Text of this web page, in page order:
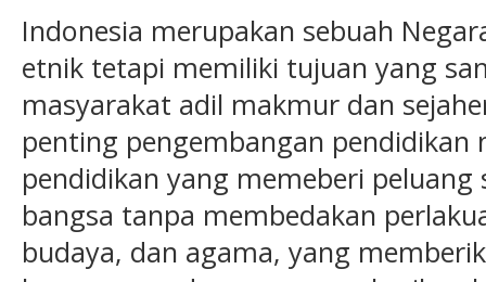
Indonesia merupakan sebuah
etnik tetapi memiliki tujuan yang
masyarakat adil makmur dan
penting pengembangan
pendidikan yang memeberi
bangsa tanpa membedakan
budaya, dan agama, yang